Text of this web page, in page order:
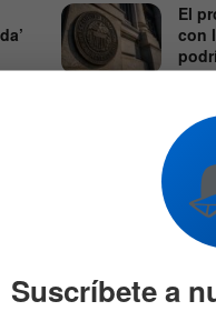
El
con
Suscríbete a